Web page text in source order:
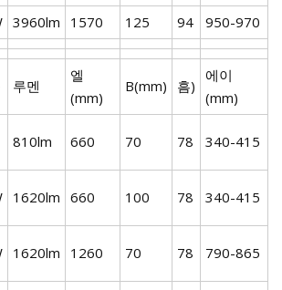
3960lm 1570 125 94 950-970
루멘
엘
(mm)
B(mm) 흠)
에이
(mm)
810lm 660 70 78 340-415
1620lm 660 100 78 340-415
1620lm 1260 70 78 790-865